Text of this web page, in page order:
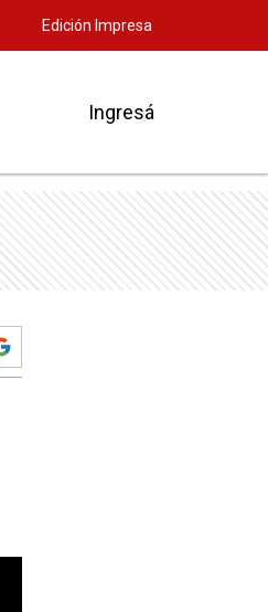
Edición Impresa
Ingresá